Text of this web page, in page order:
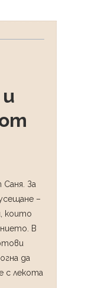
Саня. За
–
които
В
да
с лекота